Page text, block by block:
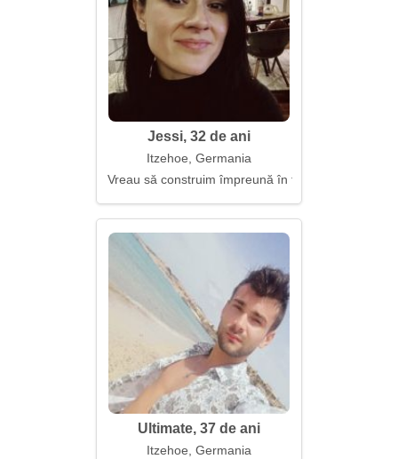
Jessi, 32 de ani
Itzehoe, Germania
Vreau să construim împreună în fiecare zi
Ultimate, 37 de ani
Itzehoe, Germania